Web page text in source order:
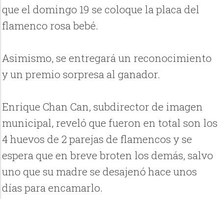
que el domingo 19 se coloque la placa del
flamenco rosa bebé.
Asimismo, se entregará un reconocimiento
y un premio sorpresa al ganador.
Enrique Chan Can, subdirector de imagen
municipal, reveló que fueron en total son los
4 huevos de 2 parejas de flamencos y se
espera que en breve broten los demás, salvo
uno que su madre se desajenó hace unos
días para encamarlo.